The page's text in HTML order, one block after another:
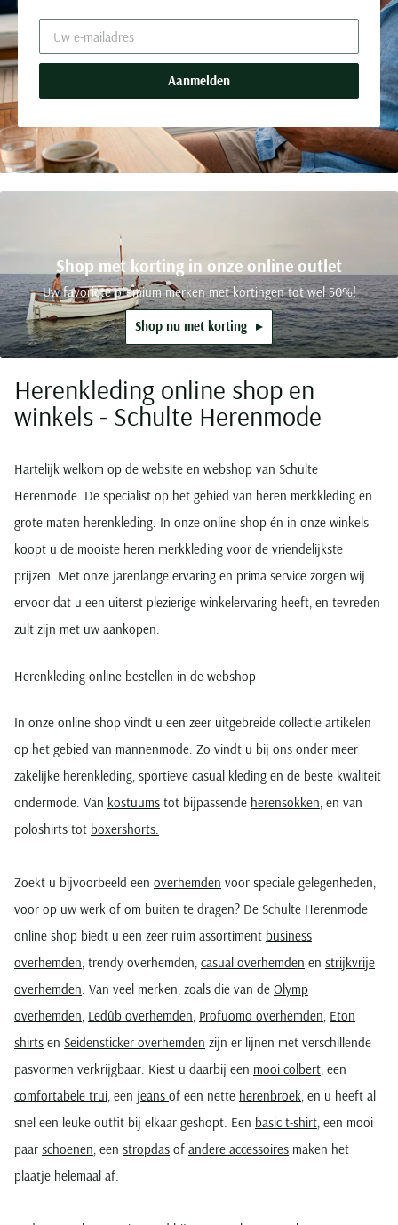
Uw e-mailadres
Aanmelden
Shop met korting in onze online outlet
Uw favoriete premium merken met kortingen tot wel 50%!
Shop nu met korting
Herenkleding online shop en
winkels - Schulte Herenmode
Hartelijk welkom op de website en webshop van Schulte
Herenmode. De specialist op het gebied van heren merkkleding en
grote maten herenkleding. In onze online shop én in onze winkels
koopt u de mooiste heren merkkleding voor de vriendelijkste
prijzen. Met onze jarenlange ervaring en prima service zorgen wij
ervoor dat u een uiterst plezierige winkelervaring heeft, en tevreden
zult zijn met uw aankopen.
Herenkleding online bestellen in de webshop
In onze online shop vindt u een zeer uitgebreide collectie artikelen
op het gebied van mannenmode. Zo vindt u bij ons onder meer
zakelijke herenkleding, sportieve casual kleding en de beste kwaliteit
ondermode. Van kostuums tot bijpassende herensokken , en van
poloshirts tot boxershorts.
Zoekt u bijvoorbeeld een overhemden voor speciale gelegenheden,
voor op uw werk of om buiten te dragen? De Schulte Herenmode
online shop biedt u een zeer ruim assortiment business
overhemden , trendy overhemden, casual overhemden en strijkvrije
overhemden . Van veel merken, zoals die van de Olymp
overhemden Ledûb overhemden Profuomo overhemden Eton
shirts en Seidensticker overhemden zijn er lijnen met verschillende
pasvormen verkrijgbaar. Kiest u daarbij een mooi colbert , een
comfortabele trui , een jeans of een nette herenbroek , en u heeft al
snel een leuke outfit bij elkaar geshopt. Een basic t-shirt , een mooi
paar schoenen , een stropdas of andere accessoires maken het
plaatje helemaal af.